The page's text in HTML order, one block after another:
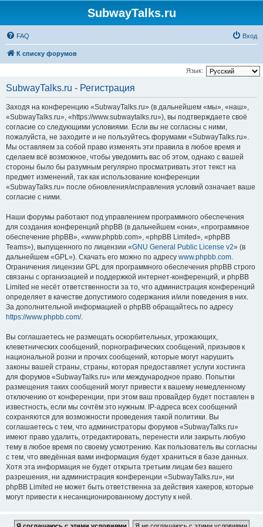
SubwayTalks.ru
FAQ Вход
К списку форумов
Язык:
SubwayTalks.ru - Регистрация
Заходя на конференцию «SubwayTalks.ru» (в дальнейшем «мы», «наш»,
«SubwayTalks.ru», «https://www.subwaytalks.ru»), вы подтверждаете своё
согласие со следующими условиями. Если вы не согласны с ними,
пожалуйста, не заходите и не пользуйтесь форумами «SubwayTalks.ru».
Мы оставляем за собой право изменять эти правила в любое время и
сделаем всё возможное, чтобы уведомить вас об этом, однако с вашей
стороны было бы разумным регулярно просматривать этот текст на
предмет изменений, так как использование конференции
«SubwayTalks.ru» после обновления/исправления условий означает ваше
согласие с ними.
Наши форумы работают под управлением программного обеспечения
для создания конференций phpBB (в дальнейшем «они», «программное
обеспечение phpBB», «www.phpbb.com», «phpBB Limited», «phpBB
Teams»), выпущенного по лицензии «GNU General Public License v2» (в
дальнейшем «GPL»). Скачать его можно по адресу www.phpbb.com.
Ограничения лицензии GPL для программного обеспечения phpBB строго
связаны с организацией и поддержкой интернет-конференций, и phpBB
Limited не несёт ответственности за то, что администрация конференций
определяет в качестве допустимого содержания и/или поведения в них.
За дополнительной информацией о phpBB обращайтесь по адресу
https://www.phpbb.com/.
Вы соглашаетесь не размещать оскорбительных, угрожающих,
клеветнических сообщений, порнографических сообщений, призывов к
национальной розни и прочих сообщений, которые могут нарушить
законы вашей страны, страны, которая предоставляет услуги хостинга
для форумов «SubwayTalks.ru» или международное право. Попытки
размещения таких сообщений могут привести к вашему немедленному
отключению от конференции, при этом ваш провайдер будет поставлен в
известность, если мы сочтём это нужным. IP-адреса всех сообщений
сохраняются для возможности проведения такой политики. Вы
соглашаетесь с тем, что администраторы форумов «SubwayTalks.ru»
имеют право удалить, отредактировать, перенести или закрыть любую
тему в любое время по своему усмотрению. Как пользователь вы согласны
с тем, что введённая вами информация будет храниться в базе данных.
Хотя эта информация не будет открыта третьим лицам без вашего
разрешения, ни администрация конференции «SubwayTalks.ru», ни
phpBB Limited не может быть ответственна за действия хакеров, которые
могут привести к несанкционированному доступу к ней.